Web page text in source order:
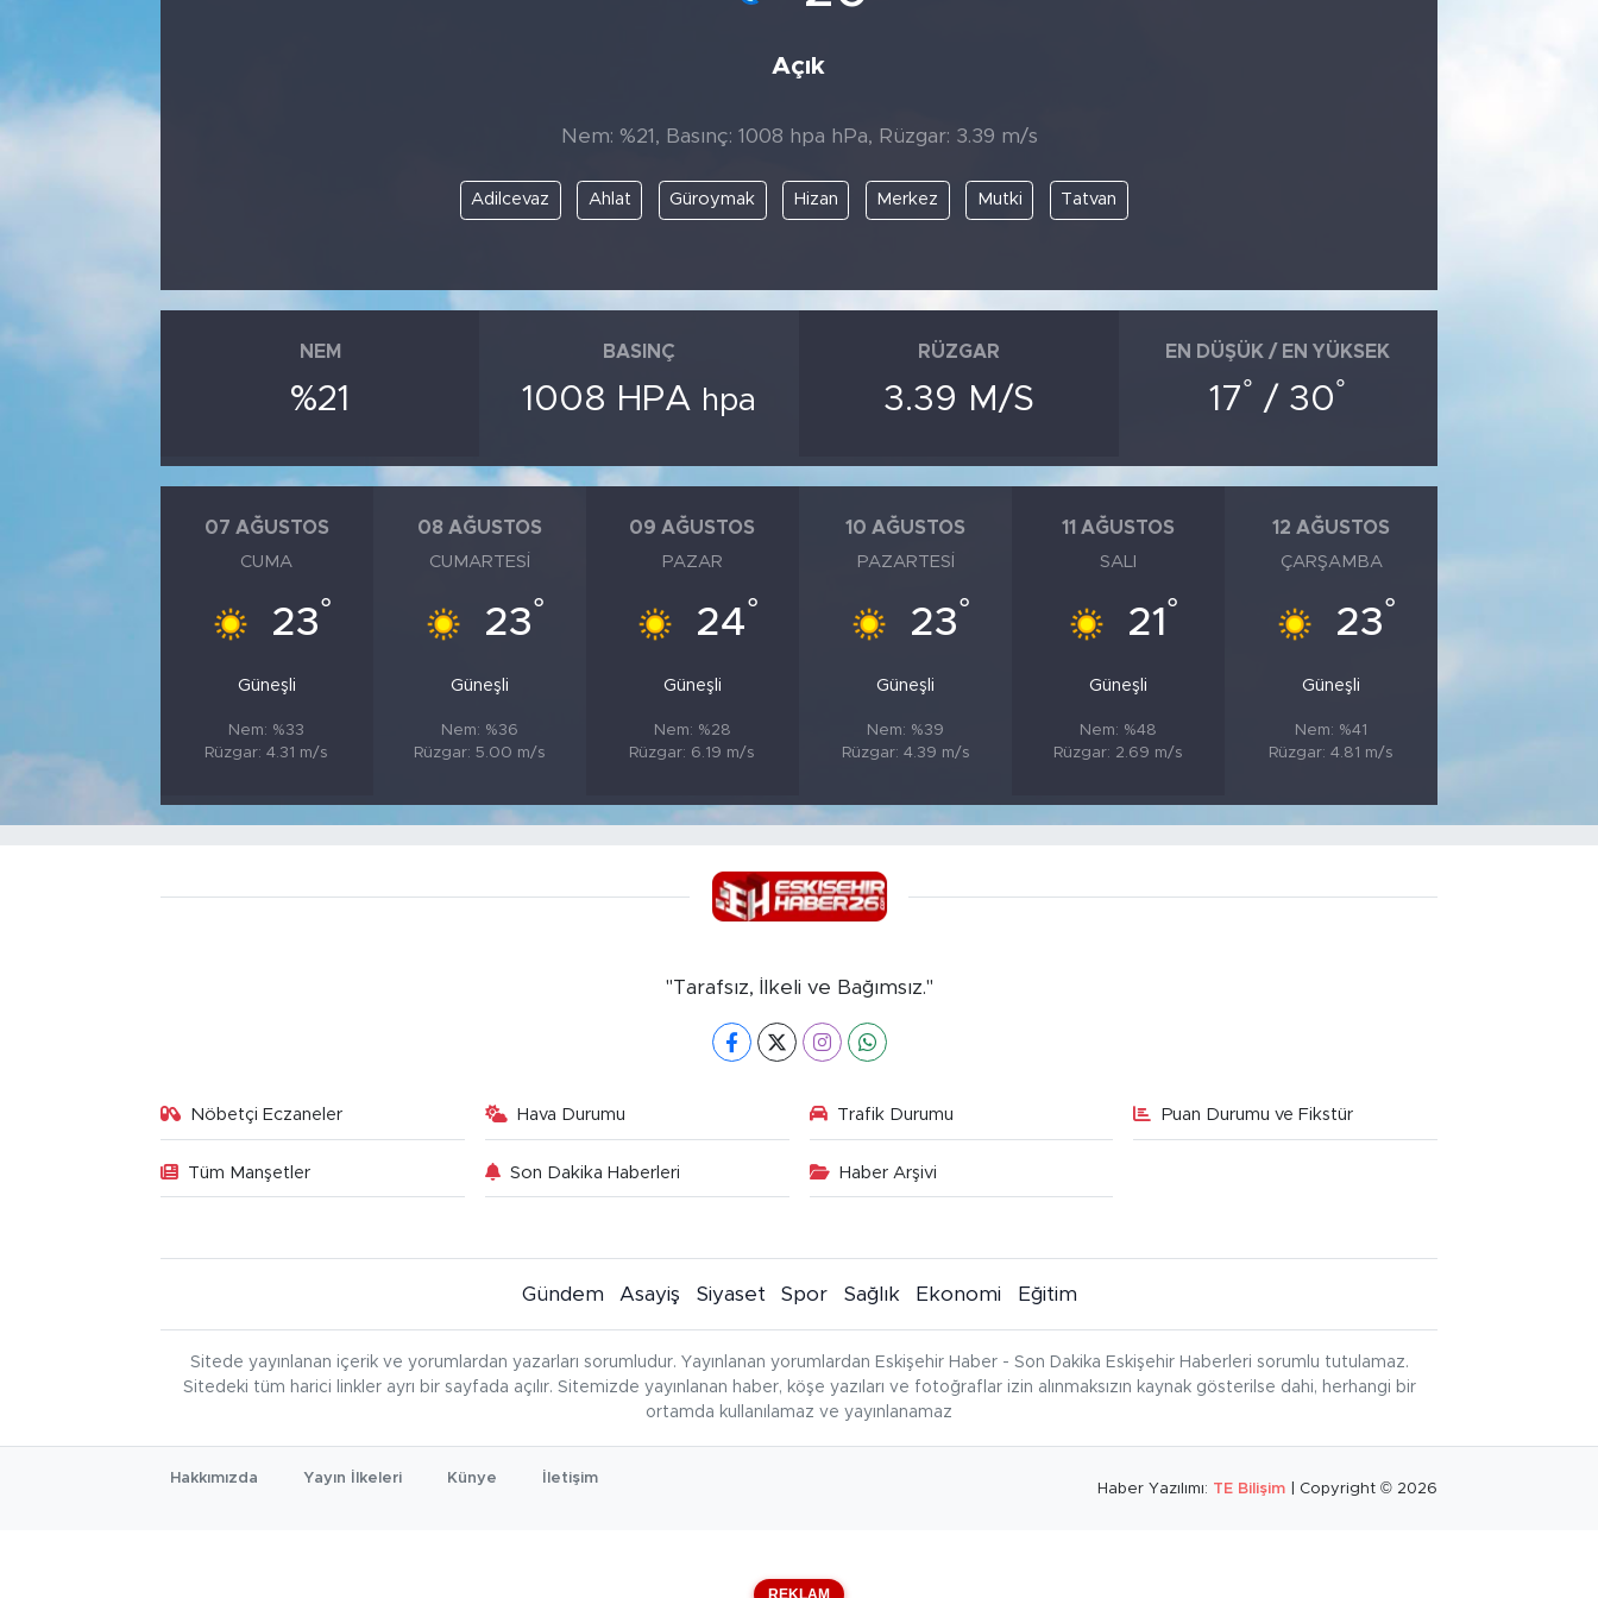
Açık
Nem: %21, Basınç: 1008 hpa hPa, Rüzgar: 3.39 m/s
Adilcevaz Ahlat Güroymak Hizan Merkez Mutki Tatvan
NEM
%21
BASINÇ
1008 HPA hpa
RÜZGAR
3.39 M/S
EN DÜŞÜK / EN YÜKSEK
17° / 30°
07 AĞUSTOS
CUMA
23°
Güneşli
Nem: %33
Rüzgar: 4.31 m/s
08 AĞUSTOS
CUMARTESI
23°
Güneşli
Nem: %36
Rüzgar: 5.00 m/s
09 AĞUSTOS
PAZAR
24°
Güneşli
Nem: %28
Rüzgar: 6.19 m/s
10 AĞUSTOS
PAZARTESI
23°
Güneşli
Nem: %39
Rüzgar: 4.39 m/s
11 AĞUSTOS
SALI
21 °
Güneşli
Nem: %48
Rüzgar: 2.69 m/s
12 AĞUSTOS
ÇARŞAMBA
23°
Güneşli
Nem: %41
Rüzgar: 4.81 m/s
"Tarafsız, İlkeli ve Bağımsız."
Nöbetçi Eczaneler Hava Durumu Trafik Durumu Puan Durumu ve Fikstür
Tüm Manşetler Son Dakika Haberleri Haber Arşivi
Gündem Asayiş Siyaset Spor Sağlık Ekonomi Eğitim
Sitede yayınlanan içerik ve yorumlardan yazarları sorumludur. Yayınlanan yorumlardan Eskişehir Haber - Son Dakika Eskişehir Haberleri sorumlu tutulamaz.
Sitedeki tüm harici linkler ayrı bir sayfada açılır. Sitemizde yayınlanan haber, köşe yazıları ve fotoğraflar izin alınmaksızın kaynak gösterilse dahi, herhangi bir
ortamda kullanılamaz ve yayınlanamaz
Hakkımızda Yayın İlkeleri Künye İletişim
Haber Yazılımı: TE Bilişim | Copyright © 2026
Teknoloji